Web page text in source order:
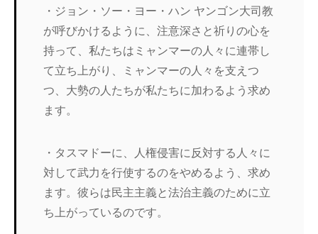
・ジョン・ソー・ヨー・ハン ヤンゴン大司教
が呼びかけるように、注意深さと祈りの心を
持って、私たちはミャンマーの人々に連帯し
て立ち上がり、ミャンマーの人々を支えつ
つ、大勢の人たちが私たちに加わるよう求め
ます。
・タスマドーに、人権侵害に反対する人々に
対して武力を行使するのをやめるよう、求め
ます。彼らは民主主義と法治主義のために立
ち上がっているのです。